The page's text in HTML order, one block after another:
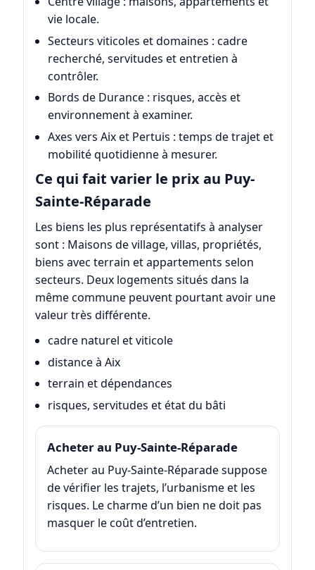
vie locale.
Secteurs viticoles et domaines : cadre
recherché, servitudes et entretien à
contrôler.
Bords de Durance : risques, accès et
environnement à examiner.
Axes vers Aix et Pertuis : temps de trajet et
mobilité quotidienne à mesurer.
Ce qui fait varier le prix au Puy-
Sainte-Réparade
Les biens les plus représentatifs à analyser
sont : Maisons de village, villas, propriétés,
biens avec terrain et appartements selon
secteurs. Deux logements situés dans la
même commune peuvent pourtant avoir une
valeur très différente.
cadre naturel et viticole
distance à Aix
terrain et dépendances
risques, servitudes et état du bâti
Acheter au Puy-Sainte-Réparade
Acheter au Puy-Sainte-Réparade suppose
de vérifier les trajets, l’urbanisme et les
risques. Le charme d’un bien ne doit pas
masquer le coût d’entretien.